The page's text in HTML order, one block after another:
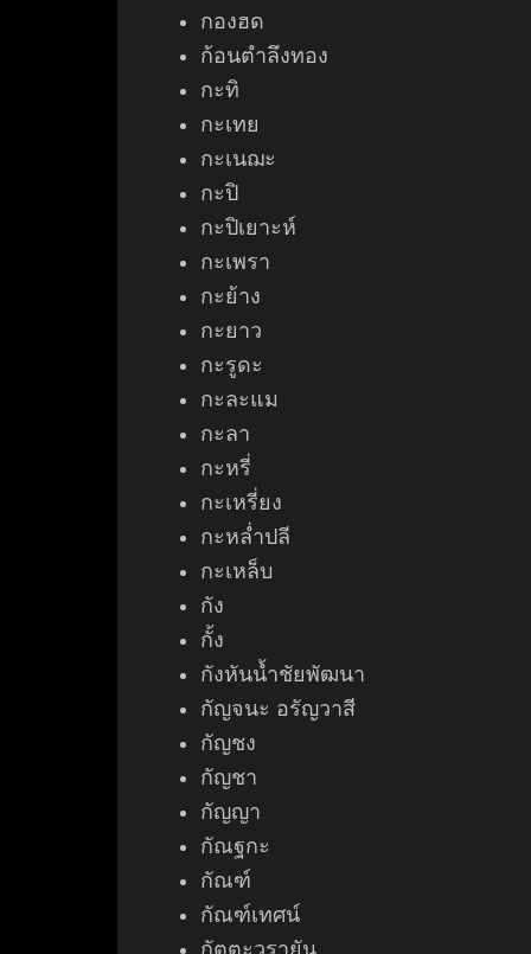
กองฮด
ก้อนตำลึงทอง
กะทิ
กะเทย
กะเนฌะ
กะปิ
กะปิเยาะห์
กะเพรา
กะย้าง
กะยาว
กะรูดะ
กะละแม
กะลา
กะหรี่
กะเหรี่ยง
กะหล่ำปลี
กะเหล็บ
กัง
กั้ง
กังหันน้ำชัยพัฒนา
กัญจนะ อรัญวาสี
กัญชง
กัญชา
กัญญา
กัณฐกะ
กัณฑ์
กัณฑ์เทศน์
กัตตะวรายัน